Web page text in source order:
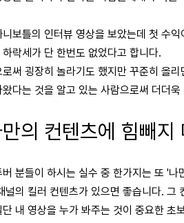
보틀의 인터뷰 영상을 보았는데 첫 수익
락세가 단 한번도 없었다고 합니다.
써 굉장히 놀라기도 했지만 꾸준히 올
다는 것을 알고 있는 사람으로써 더더
의 컨텐츠에 힘빼지
분들이 하시는 실수 중 한가지는 또 '나
널의 킬러 컨텐츠가 있으면 좋습니다. 그
내 영상을 누가 봐주는 것이 중요한 초